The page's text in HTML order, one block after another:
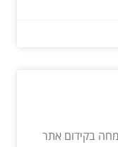
בקידום אתר